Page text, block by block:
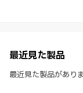
社製品の使用ご検討
※ 本WEBサイト製品
約、プライバシーポ
最近見た製品
最近見た製品があり